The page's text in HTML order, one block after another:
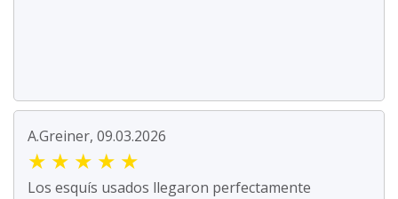
A.Greiner, 09.03.2026
★ ★ ★ ★ ★
Los esquís usados llegaron perfectamente